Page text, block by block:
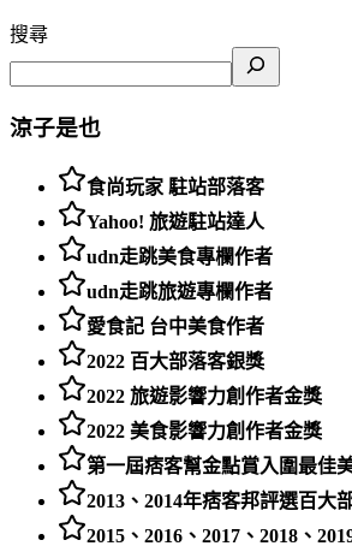
搜尋
涼子是也
食尚玩家 駐站部落客
Yahoo! 旅遊駐站達人
udn走跳美食專欄作者
udn走跳旅遊專欄作者
愛食記 台中美食作者
2022 百大部落客銀獎
2022 旅遊影響力創作者金獎
2022 美食影響力創作者金獎
第一屆痞客幫金點賞入圍最佳
2013、2014年痞客邦評選百大
2015、2016、2017、2018、